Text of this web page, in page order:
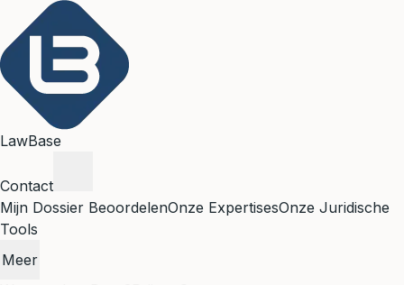
LawBase
Contact
Mijn Dossier BeoordelenOnze ExpertisesOnze Juridische
Tools
Meer